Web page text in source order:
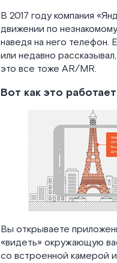
В 2017 году компания
движении по
наведя на него телефон.
или недавно
это все тоже AR/MR.
Вот как это
Вы открываете
«видеть» окружающую
со встроенной камерой